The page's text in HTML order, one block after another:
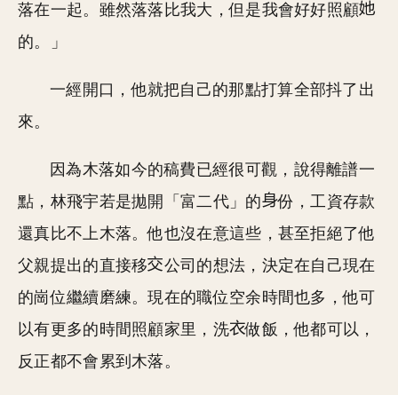
落在一起。雖然落落比我大，但是我會好好照顧
的。」
一經開口，他就把自己的那點打算全部抖了出
來。
因為木落如今的稿費已經很可觀，說得離譜一
點，林飛宇若是拋開「富二代」的
份，工資存款
還真比不上木落。他也沒在意這些，甚至拒絕了他
父親提出的直接移
公司的想法，決定在自己現在
的崗位繼續磨練。現在的職位空余時間也多，他可
以有更多的時間照顧家里，洗
做飯，他都可以，
反正都不會累到木落。